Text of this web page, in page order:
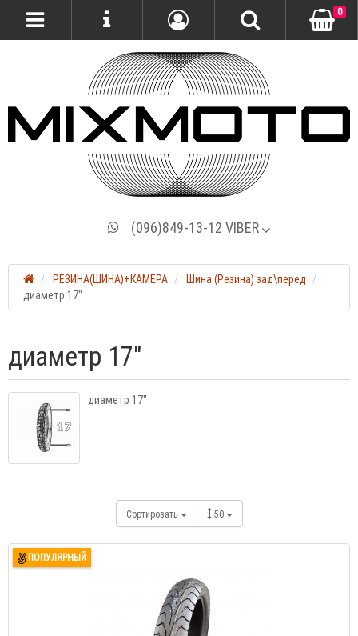
(096)849-13-12 VIBER
0
РЕЗИНА(ШИНА)+КАМЕРА
Шина (Резина) зад\перед
диаметр 17"
диаметр 17"
диаметр 17"
Сортировать 50
ПОПУЛЯРНЫЙ